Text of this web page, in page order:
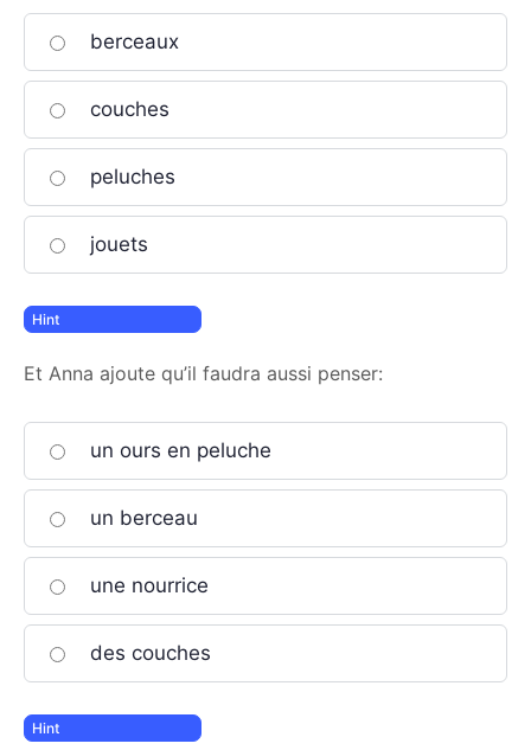
berceaux
couches
peluches
jouets
Et Anna ajoute qu’il faudra aussi penser:
un ours en peluche
un berceau
une nourrice
des couches